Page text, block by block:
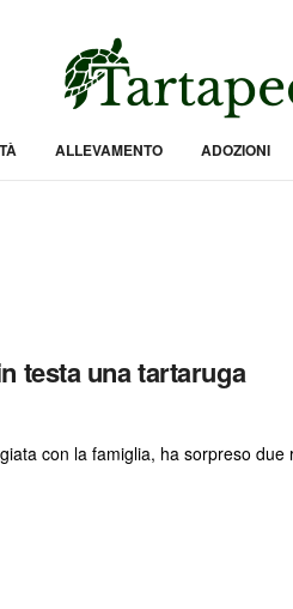
ALLEVAMENTO ADOZIONI
testa una tartaruga
con la famiglia, ha sorpreso due